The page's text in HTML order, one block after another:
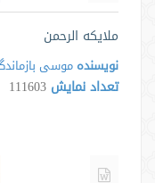
ملایکه الرحمن
نویسنده موسی
تعداد نمایش 111603